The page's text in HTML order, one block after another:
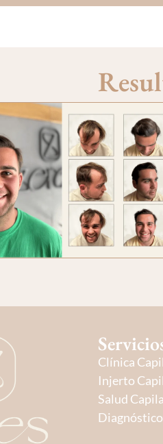
Clínica
Injerto
Salud